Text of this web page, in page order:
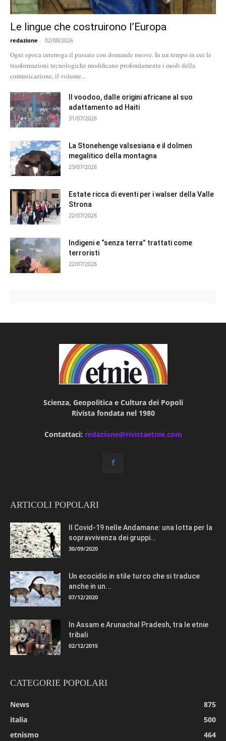
Le lingue che costruirono l’Europa
redazione - 02/08/2026
Ogni epoca interroga il passato con domande nuove. In un tempo in cui le
trasformazioni tecnologiche modificano profondamente i modi della
comunicazione, il volume...
Il voodoo, dalle origini africane al suo
adattamento ad Haiti
31/07/2026
La Stonehenge valsesiana e il dolmen
megalitico della montagna
23/07/2026
Estate ricca di eventi per i walser della Valle
Strona
22/07/2026
Indigeni e “senza terra” trattati come
terroristi
22/07/2026
Scienza, Geopolitica e Cultura dei Popoli
Rivista fondata nel 1980
Contattaci: redazione@rivistaetnie.com
ARTICOLI POPOLARI
Il Covid-19 nelle Andamane: una lotta per la
sopravvivenza dei gruppi...
30/09/2020
Un ecocidio in stile turco che si traduce
anche in un...
07/12/2020
In Assam e Arunachal Pradesh, tra le etnie
tribali
02/12/2015
CATEGORIE POPOLARI
News
875
italia
500
etnismo
464